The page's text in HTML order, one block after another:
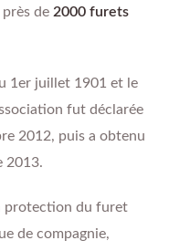
près de 2000 furets
1er juillet 1901 et le
fut déclarée
2012, puis a obtenu
2013.
protection du furet
de compagnie,